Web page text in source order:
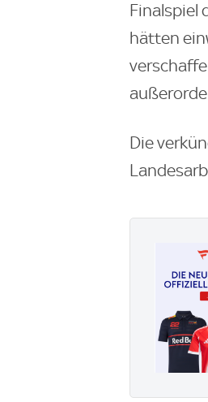
Finalspiel
hätten
Die